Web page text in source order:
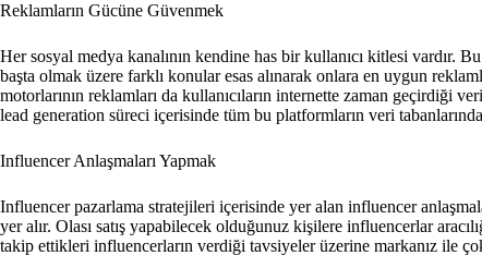
Reklamların Gücüne Güvenmek
Her sosyal medya kanalının kendine has bir kullanıcı kitlesi vardır.
başta olmak üzere farklı konular esas alınarak onlara en uygun
motorlarının reklamları da kullanıcıların internette zaman geçirdiği
lead generation süreci içerisinde tüm bu platformların veri
Influencer Anlaşmaları Yapmak
Influencer pazarlama stratejileri içerisinde yer alan influencer
yer alır. Olası satış yapabilecek olduğunuz kişilere influencerlar
takip ettikleri influencerların verdiği tavsiyeler üzerine markanız ile